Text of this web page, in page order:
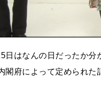
日はなんの日だったか
閣府によって定められた